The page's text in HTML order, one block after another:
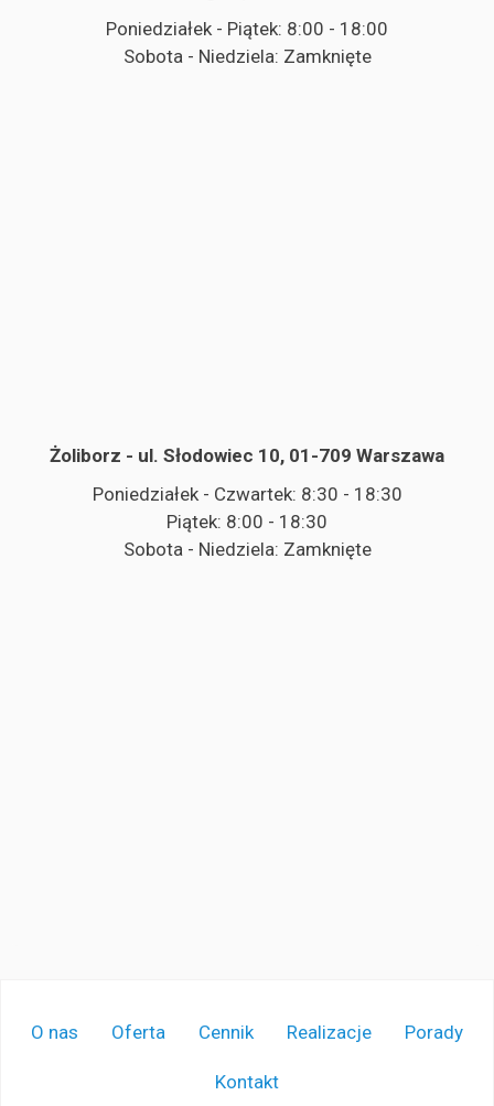
Poniedziałek - Piątek: 8:00 - 18:00
Sobota - Niedziela: Zamknięte
Żoliborz - ul. Słodowiec 10, 01-709 Warszawa
Poniedziałek - Czwartek: 8:30 - 18:30
Piątek: 8:00 - 18:30
Sobota - Niedziela: Zamknięte
O nas Oferta Cennik Realizacje Porady
Kontakt